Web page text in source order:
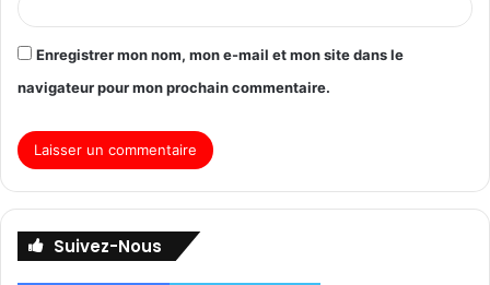
Enregistrer mon nom, mon e-mail et mon site dans le
navigateur pour mon prochain commentaire.
Suivez-Nous